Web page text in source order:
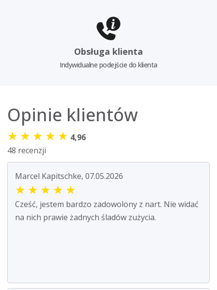
Obsługa klienta
Indywidualne podejście do klienta
Opinie klientów
★ ★ ★ ★ ★ 4,96
48 recenzji
Marcel Kapitschke, 07.05.2026
★ ★ ★ ★ ★
Cześć, jestem bardzo zadowolony z nart. Nie widać
na nich prawie żadnych śladów zużycia.